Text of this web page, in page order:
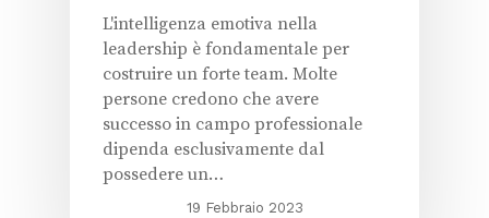
L'intelligenza emotiva nella
leadership è fondamentale per
costruire un forte team. Molte
persone credono che avere
successo in campo professionale
dipenda esclusivamente dal
possedere un…
19 Febbraio 2023